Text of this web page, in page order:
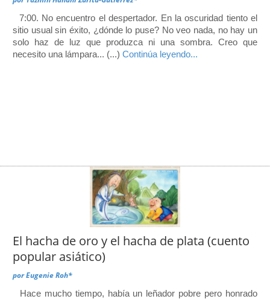
7:00. No encuentro el despertador. En la oscuridad tiento el
sitio usual sin éxito, ¿dónde lo puse? No veo nada, no hay un
solo haz de luz que produzca ni una sombra. Creo que
necesito una lámpara... (...) Continúa leyendo...
El hacha de oro y el hacha de plata (cuento
popular asiático)
porEugenie Roh*
Hace mucho tiempo, había un leñador pobre pero honrado